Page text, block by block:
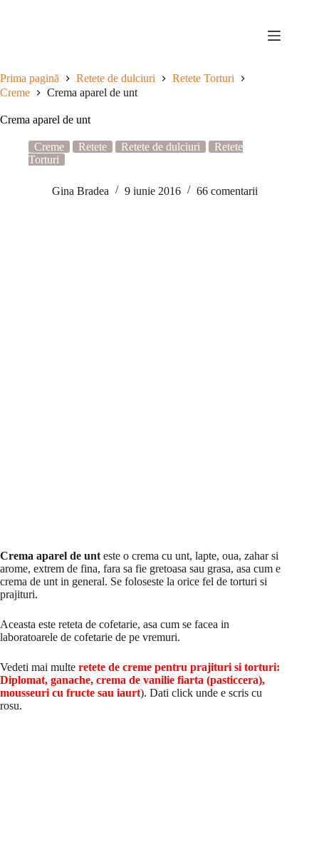
Prima pagină Retete de dulciuri
Retete Torturi
Creme
Crema aparel de unt
Crema aparel de unt
Creme Retete Retete de dulciuri
Retete
Torturi
Gina Bradea 9 iunie 2016 66 comentarii
Crema aparel de unt este o crema cu unt, lapte, oua, zahar si
arome, extrem de fina, fara sa fie gretoasa sau grasa, asa cum e
crema de unt in general. Se foloseste la orice fel de torturi si
prajituri.
Aceasta este reteta de cofetarie, asa cum se facea in
laboratoarele de cofetarie de pe vremuri.
Vedeti mai multe retete de creme pentru prajituri si torturi:
Diplomat, ganache, crema de vanilie fiarta (pasticcera),
mousseuri cu fructe sau iaurt). Dati click unde e scris cu
rosu.